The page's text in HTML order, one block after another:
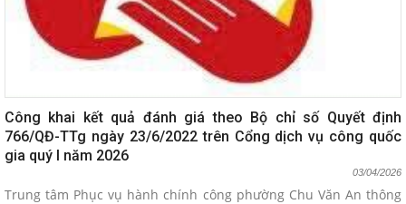
Công khai kết quả đánh giá theo Bộ chỉ số Quyết định
766/QĐ-TTg ngày 23/6/2022 trên Cổng dịch vụ công quốc
gia quý I năm 2026
03/04/2026
Trung tâm Phục vụ hành chính công phường Chu Văn An thông